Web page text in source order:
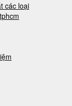
các loại